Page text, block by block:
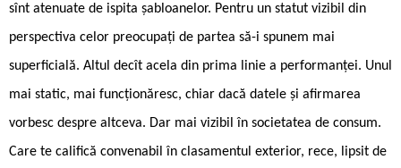
sînt atenuate de ispita șabloanelor. Pentru un statut vizibil din
perspectiva celor preocupați de partea să-i spunem mai
superficială. Altul decît acela din prima linie a performanței. Unul
mai static, mai funcționăresc, chiar dacă datele și afirmarea
vorbesc despre altceva. Dar mai vizibil în societatea de consum.
Care te califică convenabil în clasamentul exterior, rece, lipsit de